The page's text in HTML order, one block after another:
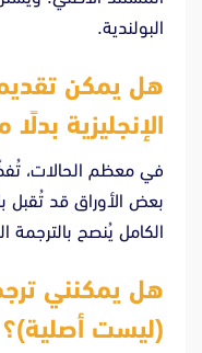
البولندية.
هل يمكن تقديم
الإنجليزية
في معظم الحالات،
بعض الأوراق قد تُقبل
الكامل يُنصح بالترجمة
هل يمكنني
(ليست أصلية)؟